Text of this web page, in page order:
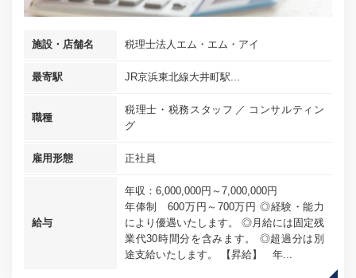
施設・店舗名 税理士法人エム・エム・アイ
最寄駅 JR京浜東北線大井町駅...
職種
税理士・税務スタッフ
コンサルティン
グ
雇用形態 正社員
給与
年収：6,000,000円～7,000,000円
年俸制 600万円～700万円 ◎経験・能力
により優遇いたします。 ◎月給には固定残
業代30時間分を含みます。 ◎超過分は別
途支給いたします。 【昇給】 年...